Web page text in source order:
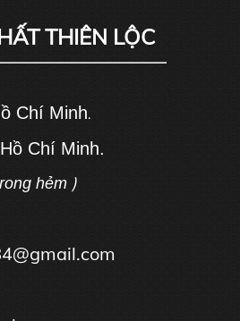
THIÊN LỘC
Chí Minh.
Chí Minh.
hẻm )